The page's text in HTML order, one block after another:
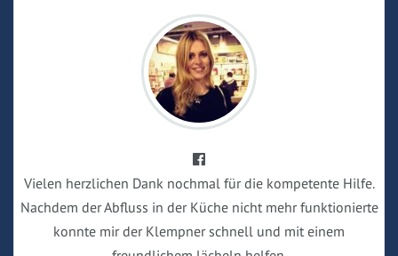
Vielen herzlichen Dank nochmal für die kompetente Hilfe.
Nachdem der Abfluss in der Küche nicht mehr funktionierte
konnte mir der Klempner schnell und mit einem